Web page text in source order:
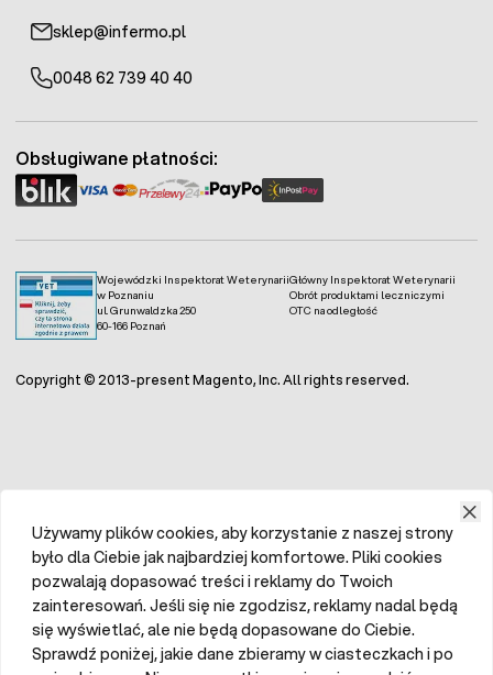
sklep@infermo.pl
0048 62 739 40 40
Wojewódzki Inspektorat Weterynarii
w Poznaniu
ul. Grunwaldzka 250
60-166 Poznań
Główny Inspektorat Weterynarii
Obrót produktami leczniczymi
OTC na odległość
Obsługiwane płatności:
Copyright © 2013-present Magento, Inc. All rights reserved.
Używamy plików cookies, aby korzystanie z naszej strony
było dla Ciebie jak najbardziej komfortowe. Pliki cookies
pozwalają dopasować treści i reklamy do Twoich
zainteresowań. Jeśli się nie zgodzisz, reklamy nadal będą
się wyświetlać, ale nie będą dopasowane do Ciebie.
Sprawdź poniżej, jakie dane zbieramy w ciasteczkach i po